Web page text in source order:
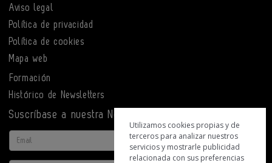
Aviso legal
Política de privacidad
Política de cookies
Mapa web
Formación
Histórico de Newsletters
Suscríbase a nuestra Newsletter
Email
Utilizamos cookies propias y de
terceros para analizar nuestros
servicios y mostrarle publicidad
relacionada con sus preferencias